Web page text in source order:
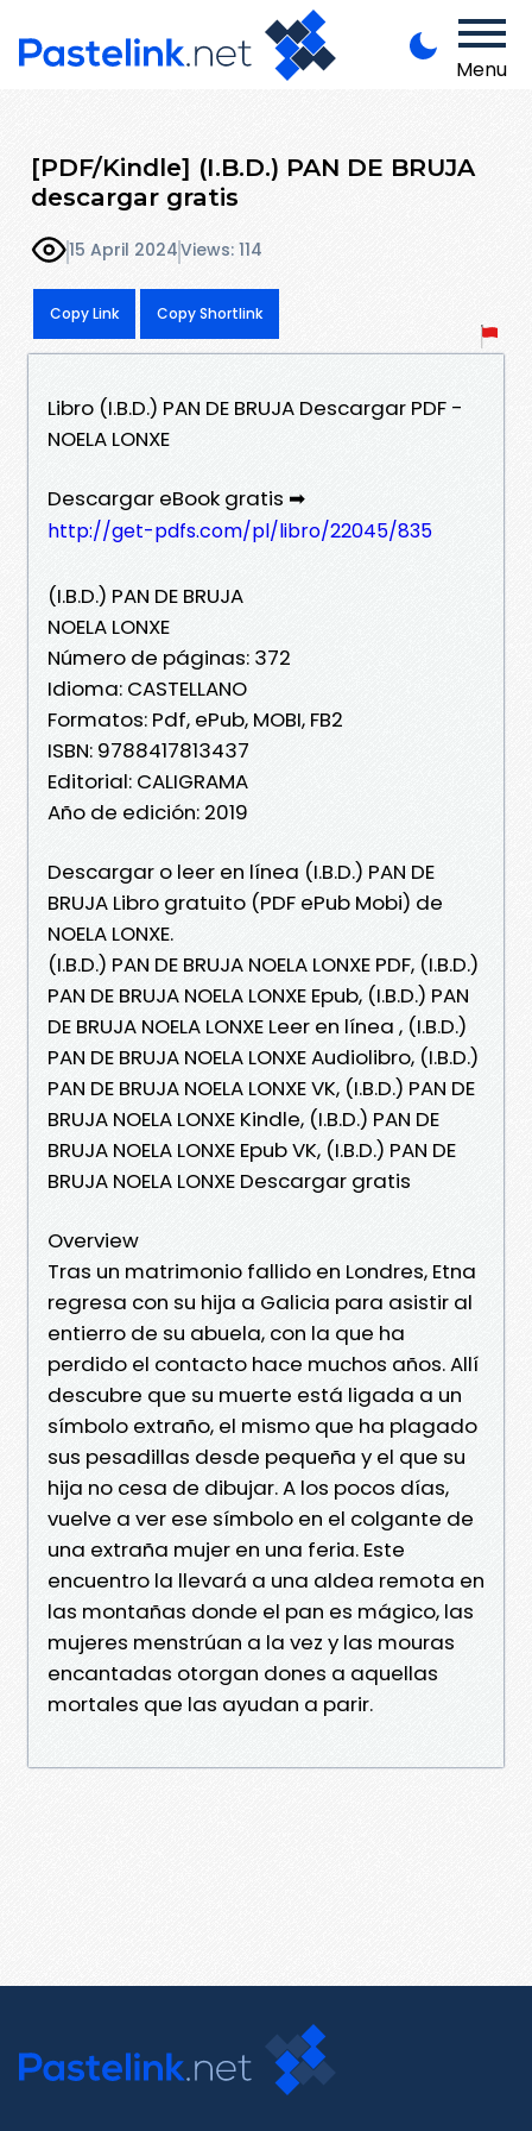
Menu
[PDF/Kindle] (I.B.D.) PAN DE BRUJA
descargar gratis
15 April 2024Views: 114
Copy Link Copy Shortlink
Libro (I.B.D.) PAN DE BRUJA Descargar PDF -
NOELA LONXE
Descargar eBook gratis ➡
http://get-pdfs.com/pl/libro/22045/835
(I.B.D.) PAN DE BRUJA
NOELA LONXE
Número de páginas: 372
Idioma: CASTELLANO
Formatos: Pdf, ePub, MOBI, FB2
ISBN: 9788417813437
Editorial: CALIGRAMA
Año de edición: 2019
Descargar o leer en línea (I.B.D.) PAN DE
BRUJA Libro gratuito (PDF ePub Mobi) de
NOELA LONXE.
(I.B.D.) PAN DE BRUJA NOELA LONXE PDF, (I.B.D.)
PAN DE BRUJA NOELA LONXE Epub, (I.B.D.) PAN
DE BRUJA NOELA LONXE Leer en línea , (I.B.D.)
PAN DE BRUJA NOELA LONXE Audiolibro, (I.B.D.)
PAN DE BRUJA NOELA LONXE VK, (I.B.D.) PAN DE
BRUJA NOELA LONXE Kindle, (I.B.D.) PAN DE
BRUJA NOELA LONXE Epub VK, (I.B.D.) PAN DE
BRUJA NOELA LONXE Descargar gratis
Overview
Tras un matrimonio fallido en Londres, Etna
regresa con su hija a Galicia para asistir al
entierro de su abuela, con la que ha
perdido el contacto hace muchos años. Allí
descubre que su muerte está ligada a un
símbolo extraño, el mismo que ha plagado
sus pesadillas desde pequeña y el que su
hija no cesa de dibujar. A los pocos días,
vuelve a ver ese símbolo en el colgante de
una extraña mujer en una feria. Este
encuentro la llevará a una aldea remota en
las montañas donde el pan es mágico, las
mujeres menstrúan a la vez y las mouras
encantadas otorgan dones a aquellas
mortales que las ayudan a parir.